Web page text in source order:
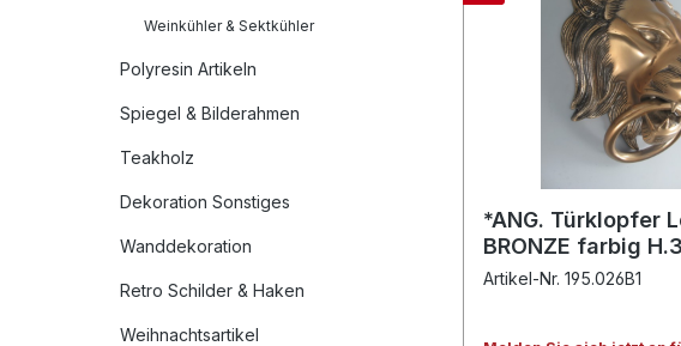
Weinkühler & Sektkühler
Polyresin Artikeln
Spiegel & Bilderahmen
Teakholz
Dekoration Sonstiges
Wanddekoration
Retro Schilder & Haken
Weihnachtsartikel
*ANG. Türklopfer
BRONZE farbig
Artikel-Nr. 195.026B1